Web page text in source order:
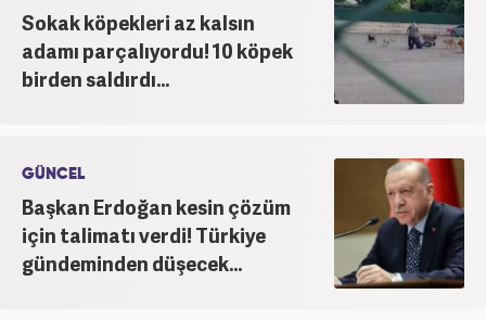
Sokak köpekleri az kalsın
adamı parçalıyordu! 10 köpek
birden saldırdı...
GÜNCEL
Başkan Erdoğan kesin çözüm
için talimatı verdi! Türkiye
gündeminden düşecek...